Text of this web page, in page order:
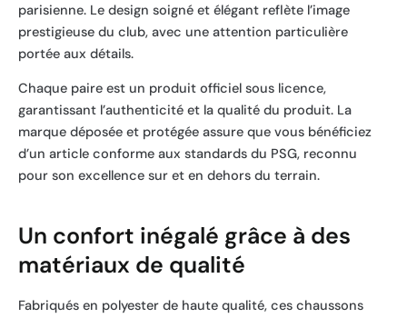
parisienne. Le design soigné et élégant reflète l’image
prestigieuse du club, avec une attention particulière
portée aux détails.
Chaque paire est un produit officiel sous licence,
garantissant l’authenticité et la qualité du produit. La
marque déposée et protégée assure que vous bénéficiez
d’un article conforme aux standards du PSG, reconnu
pour son excellence sur et en dehors du terrain.
Un confort inégalé grâce à des
matériaux de qualité
Fabriqués en polyester de haute qualité, ces chaussons